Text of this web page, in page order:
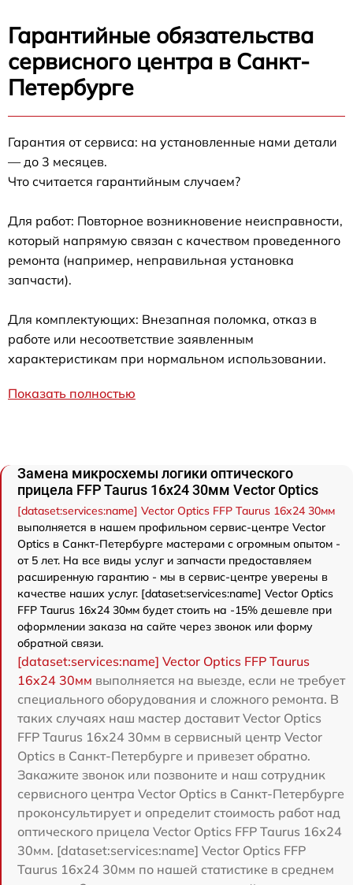
Гарантийные обязательства
сервисного центра в Санкт-
Петербурге
Гарантия от сервиса: на установленные нами детали
— до 3 месяцев.
Что считается гарантийным случаем?
Для работ: Повторное возникновение неисправности,
который напрямую связан с качеством проведенного
ремонта (например, неправильная установка
запчасти).
Для комплектующих: Внезапная поломка, отказ в
работе или несоответствие заявленным
характеристикам при нормальном использовании.
Показать полностью
Замена микросхемы логики оптического
прицела FFP Taurus 16x24 30мм Vector Optics
[dataset:services:name] Vector Optics FFP Taurus 16x24 30мм
выполняется в нашем профильном сервис-центре Vector
Optics в Санкт-Петербурге мастерами с огромным опытом -
от 5 лет. На все виды услуг и запчасти предоставляем
расширенную гарантию - мы в сервис-центре уверены в
качестве наших услуг. [dataset:services:name] Vector Optics
FFP Taurus 16x24 30мм будет стоить на -15% дешевле при
оформлении заказа на сайте через звонок или форму
обратной связи.
[dataset:services:name] Vector Optics FFP Taurus
16x24 30мм выполняется на выезде, если не требует
специального оборудования и сложного ремонта. В
таких случаях наш мастер доставит Vector Optics
FFP Taurus 16x24 30мм в сервисный центр Vector
Optics в Санкт-Петербурге и привезет обратно.
Закажите звонок или позвоните и наш сотрудник
сервисного центра Vector Optics в Санкт-Петербурге
проконсультирует и определит стоимость работ над
оптического прицела Vector Optics FFP Taurus 16x24
30мм. [dataset:services:name] Vector Optics FFP
Taurus 16x24 30мм по нашей статистике в среднем